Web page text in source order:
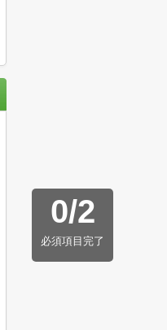
0/2
必須項目完了